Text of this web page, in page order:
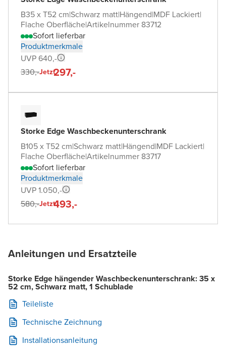
B35 x T52 cm|Schwarz matt|Hängend|MDF Lackiert|
Flache Oberfläche|Artikelnummer 83712
Sofort lieferbar
Produktmerkmale
UVP 640,-
330,-Jetzt297,-
Storke Edge Waschbeckenunterschrank
B105 x T52 cm|Schwarz matt|Hängend|MDF Lackiert|
Flache Oberfläche|Artikelnummer 83717
Sofort lieferbar
Produktmerkmale
UVP 1.050,-
580,-Jetzt493,-
Anleitungen und Ersatzteile
Storke Edge hängender Waschbeckenunterschrank: 35 x
52 cm, Schwarz matt, 1 Schublade
Teileliste
Technische Zeichnung
Installationsanleitung